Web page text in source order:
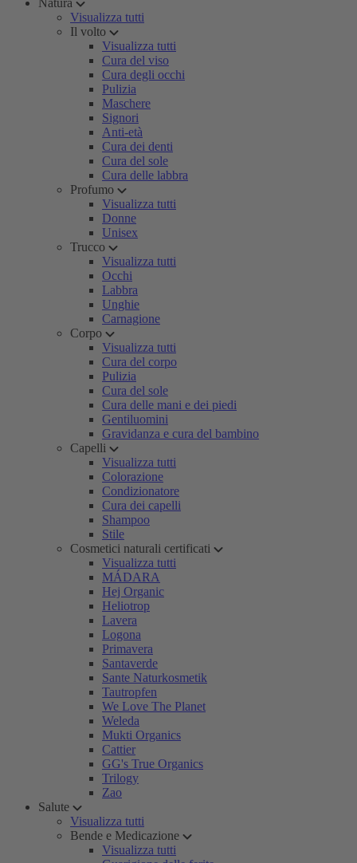
Natura
Visualizza tutti
Il volto
Visualizza tutti
Cura del viso
Cura degli occhi
Pulizia
Maschere
Signori
Anti-età
Cura dei denti
Cura del sole
Cura delle labbra
Profumo
Visualizza tutti
Donne
Unisex
Trucco
Visualizza tutti
Occhi
Labbra
Unghie
Carnagione
Corpo
Visualizza tutti
Cura del corpo
Pulizia
Cura del sole
Cura delle mani e dei piedi
Gentiluomini
Gravidanza e cura del bambino
Capelli
Visualizza tutti
Colorazione
Condizionatore
Cura dei capelli
Shampoo
Stile
Cosmetici naturali certificati
Visualizza tutti
MÁDARA
Hej Organic
Heliotrop
Lavera
Logona
Primavera
Santaverde
Sante Naturkosmetik
Tautropfen
We Love The Planet
Weleda
Mukti Organics
Cattier
GG's True Organics
Trilogy
Zao
Salute
Visualizza tutti
Bende e Medicazione
Visualizza tutti